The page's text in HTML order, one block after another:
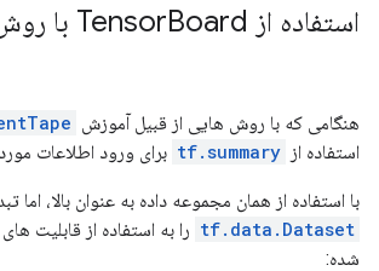
استفاده از Tensor Board با روش های دیگر
هنگامی که با روش هایی از قبیل آموزش
استفاده از tf.summary برای ورود اطلاعات مورد
با استفاده از همان مجموعه داده به عنوان بالا، اما
tf.data.Dataset را به استفاده از قابلیت
شده: